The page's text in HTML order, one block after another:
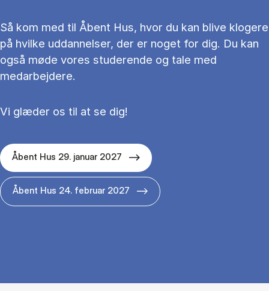
Så kom med til Åbent Hus, hvor du kan blive klogere
på hvilke uddannelser, der er noget for dig. Du kan
også møde vores studerende og tale med
medarbejdere.
Vi glæder os til at se dig!
Åbent Hus 29. januar 2027
Åbent Hus 24. februar 2027